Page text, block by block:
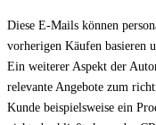
Diese E-Mails können
vorherigen Käufen basieren
Ein weiterer Aspekt der
relevante Angebote zum
Kunde beispielsweise ein